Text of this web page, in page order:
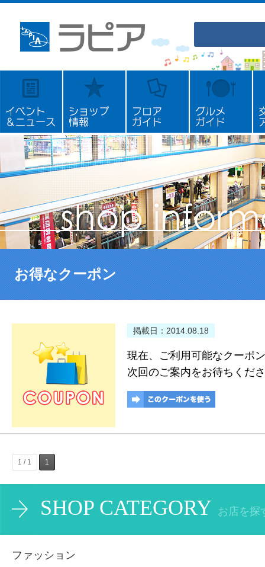
お得なクーポン
掲載日：2014.08.18
現在、ご利用可能なクーポ
次回のご案内をお待ちくだ
1 / 1 1
SHOP CATEGORY お店を探
ファッション